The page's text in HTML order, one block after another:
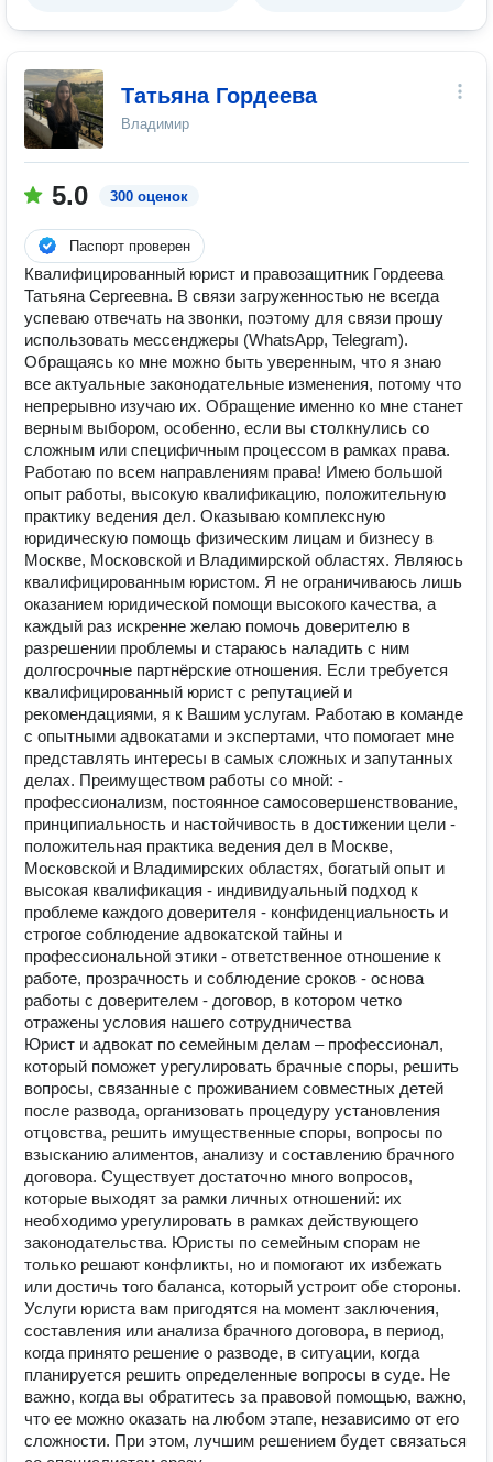
Татьяна Гордеева
Владимир
5.0 300 оценок
Паспорт проверен
Квалифицированный юрист и правозащитник Гордеева
Татьяна Сергеевна. В связи загруженностью не всегда
успеваю отвечать на звонки, поэтому для связи прошу
использовать мессенджеры (WhatsApp, Telegram).
Обращаясь ко мне можно быть уверенным, что я знаю
все актуальные законодательные изменения, потому что
непрерывно изучаю их. Обращение именно ко мне станет
верным выбором, особенно, если вы столкнулись со
сложным или специфичным процессом в рамках права.
Работаю по всем направлениям права! Имею большой
опыт работы, высокую квалификацию, положительную
практику ведения дел. Оказываю комплексную
юридическую помощь физическим лицам и бизнесу в
Москве, Московской и Владимирской областях. Являюсь
квалифицированным юристом. Я не ограничиваюсь лишь
оказанием юридической помощи высокого качества, а
каждый раз искренне желаю помочь доверителю в
разрешении проблемы и стараюсь наладить с ним
долгосрочные партнёрские отношения. Если требуется
квалифицированный юрист с репутацией и
рекомендациями, я к Вашим услугам. Работаю в команде
с опытными адвокатами и экспертами, что помогает мне
представлять интересы в самых сложных и запутанных
делах. Преимуществом работы со мной: -
профессионализм, постоянное самосовершенствование,
принципиальность и настойчивость в достижении цели -
положительная практика ведения дел в Москве,
Московской и Владимирских областях, богатый опыт и
высокая квалификация - индивидуальный подход к
проблеме каждого доверителя - конфиденциальность и
строгое соблюдение адвокатской тайны и
профессиональной этики - ответственное отношение к
работе, прозрачность и соблюдение сроков - основа
работы с доверителем - договор, в котором четко
отражены условия нашего сотрудничества
Юрист и адвокат по семейным делам – профессионал,
который поможет урегулировать брачные споры, решить
вопросы, связанные с проживанием совместных детей
после развода, организовать процедуру установления
отцовства, решить имущественные споры, вопросы по
взысканию алиментов, анализу и составлению брачного
договора. Существует достаточно много вопросов,
которые выходят за рамки личных отношений: их
необходимо урегулировать в рамках действующего
законодательства. Юристы по семейным спорам не
только решают конфликты, но и помогают их избежать
или достичь того баланса, который устроит обе стороны.
Услуги юриста вам пригодятся на момент заключения,
составления или анализа брачного договора, в период,
когда принято решение о разводе, в ситуации, когда
планируется решить определенные вопросы в суде. Не
важно, когда вы обратитесь за правовой помощью, важно,
что ее можно оказать на любом этапе, независимо от его
сложности. При этом, лучшим решением будет связаться